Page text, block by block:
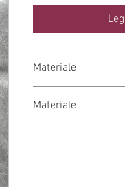
Materiale
Materiale